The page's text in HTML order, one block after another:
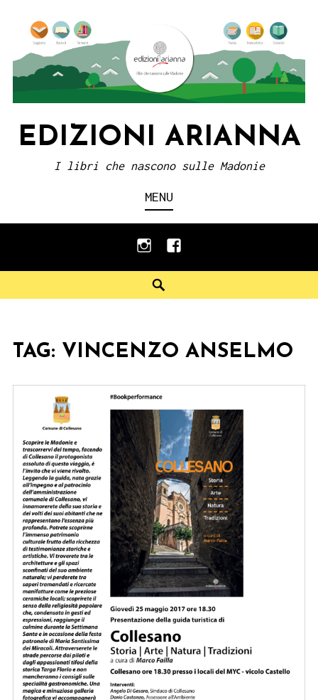
content
EDIZIONI ARIANNA
I libri che nascono sulle Madonie
MENU
instagramfacebook
TAG: VINCENZO ANSELMO